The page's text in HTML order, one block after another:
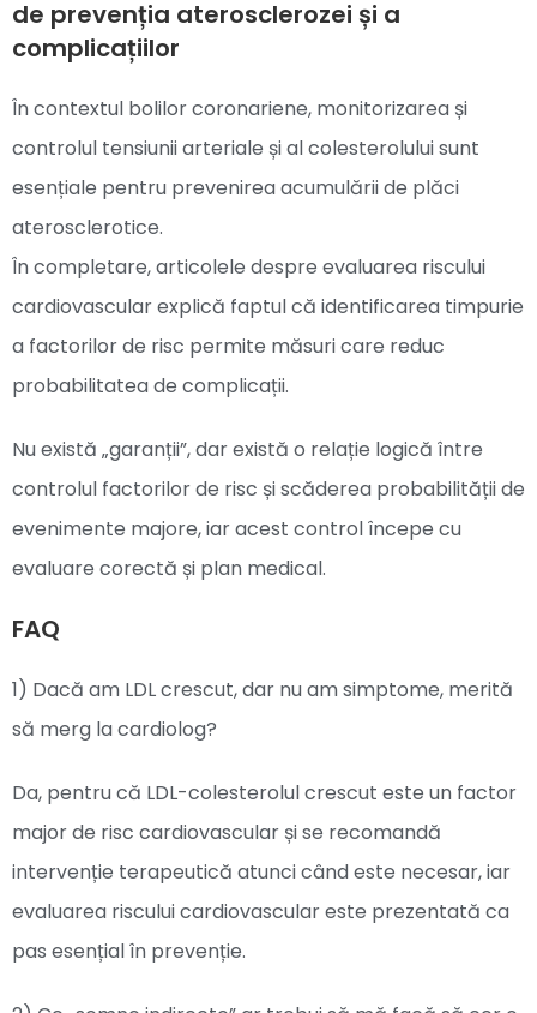
de prevenția aterosclerozei și a
complicațiilor
În contextul bolilor coronariene, monitorizarea și
controlul tensiunii arteriale și al colesterolului sunt
esențiale pentru prevenirea acumulării de plăci
aterosclerotice.
În completare, articolele despre evaluarea riscului
cardiovascular explică faptul că identificarea timpurie
a factorilor de risc permite măsuri care reduc
probabilitatea de complicații.
Nu există „garanții”, dar există o relație logică între
controlul factorilor de risc și scăderea probabilității de
evenimente majore, iar acest control începe cu
evaluare corectă și plan medical.
FAQ
1) Dacă am LDL crescut, dar nu am simptome, merită
să merg la cardiolog?
Da, pentru că LDL-colesterolul crescut este un factor
major de risc cardiovascular și se recomandă
intervenție terapeutică atunci când este necesar, iar
evaluarea riscului cardiovascular este prezentată ca
pas esențial în prevenție.